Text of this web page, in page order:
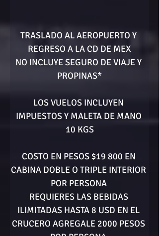
TRASLADO AL AEROPUERTO Y
REGRESO A LA CD DE MEX
NO INCLUYE SEGURO DE VIAJE Y
PROPINAS*
LOS VUELOS INCLUYEN
IMPUESTOS Y MALETA DE MANO
10 KGS
COSTO EN PESOS $19 800 EN
CABINA DOBLE O TRIPLE INTERIOR
POR PERSONA
REQUIERES LAS BEBIDAS
ILIMITADAS HASTA 8 USD EN EL
CRUCERO AGREGALE 2000 PESOS